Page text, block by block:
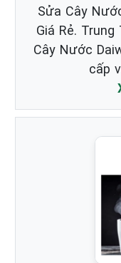
Sửa Cây
Giá Rẻ.
Cây Nước
cấp